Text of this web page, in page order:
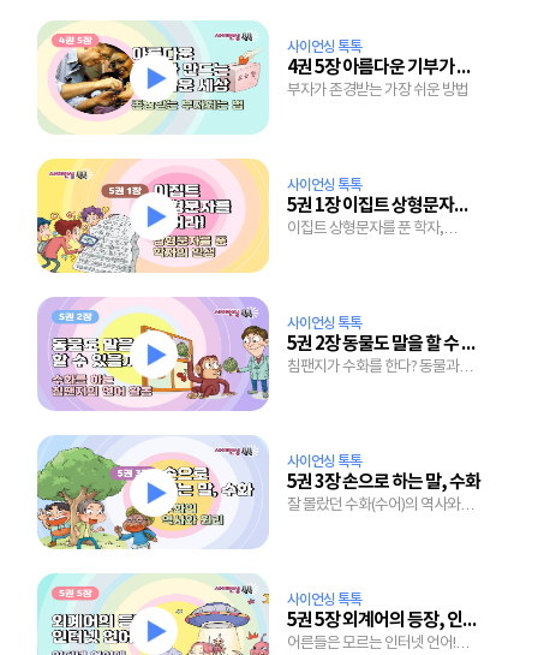
사이언싱 톡톡
4권 5장 아름다운 기부가 만드는 아름다운 세상
부자가 존경받는 가장 쉬운 방법
사이언싱 톡톡
5권 1장 이집트 상형문자를 풀어라
이집트 상형문자를 푼 학자,
사이언싱 톡톡
5권 2장 동물도 말을 할 수 있을까?
침팬지가 수화를 한다? 동물과
사이언싱 톡톡
5권 3장 손으로 하는 말, 수화
잘 몰랐던 수화(수어)의 역사와
사이언싱 톡톡
5권 5장 외계어의 등장, 인터넷 언어
어른들은 모르는 인터넷 언어!